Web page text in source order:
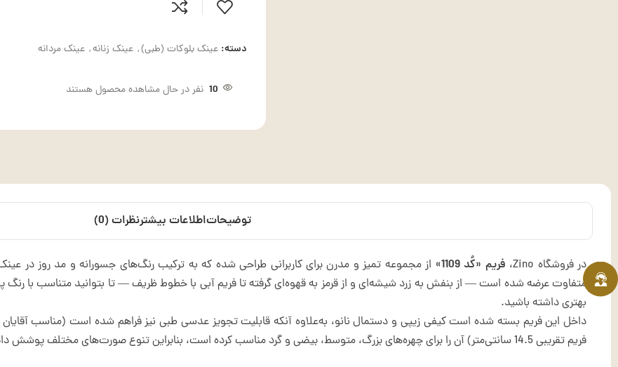
دسته: عینک بلوکات (طبی), عینک زنانه, عینک مردانه
10 نفر در حال مشاهده محصول هستند
توضیحاتاطلاعات بیشترنظرات (0)
در فروشگاه Zino، فریم «کُد 1109»
از مجموعه ­تمیز و مدرن برای کاربرانی طراحی شده که به ترکیب رنگ‌های جسورانه و مد روز
متفاوت عرضه شده است — از بنفش به زرد شیشه‌ای و از قرمز به قهوه‌ای گرفته تا فریم آبی با خطوط ظریف — تا بتوانید متناسب با
بهتری داشته باشید.
فریم تقریبی 14.5 سانتی‌متر) آن را برای چهره‌های بزرگ، متوسط، بیضی و گرد مناسب کرده است، بنابراین تنوع صورت‌های مختلف پوشش داده شده است.